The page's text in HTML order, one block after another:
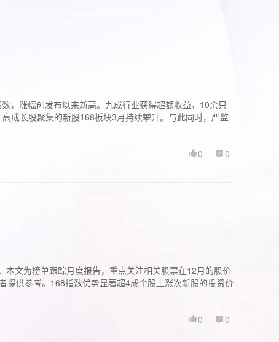
，涨幅创发布以来新高。九成行业获得超额收益，10余只
成长股聚集的新股168板块3月持续攀升。与此同时，严监
0
0
文为榜单跟踪月度报告，重点关注相关股票在12月的股价
提供参考。168指数优势显著超4成个股上涨次新股的投资价
0
0